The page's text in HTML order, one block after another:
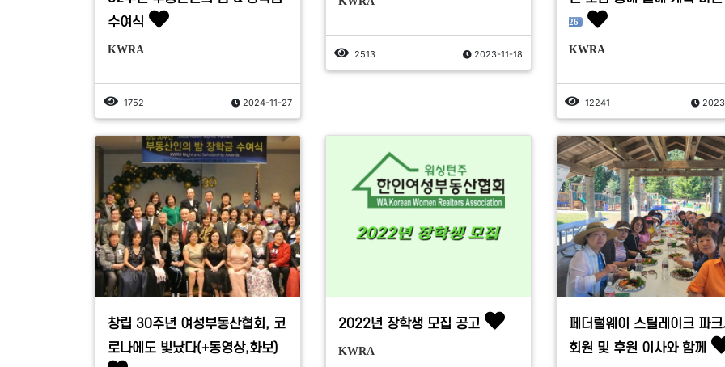
수여식
KWRA
1752 2024-11-27
2513 2023-11-18
26
KWRA
12241
창립 30주년 여성부동산협회, 코
로나에도 빛났다(+동영상,화보)
2022년 장학생 모집 공고
KWRA
페더럴웨이 스틸레이크 파크
회원 및 후원 이사와 함께